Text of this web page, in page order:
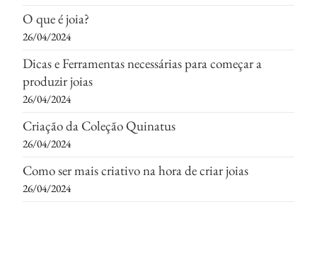
O que é joia?
26/04/2024
Dicas e Ferramentas necessárias para começar a
produzir joias
26/04/2024
Criação da Coleção Quinatus
26/04/2024
Como ser mais criativo na hora de criar joias
26/04/2024